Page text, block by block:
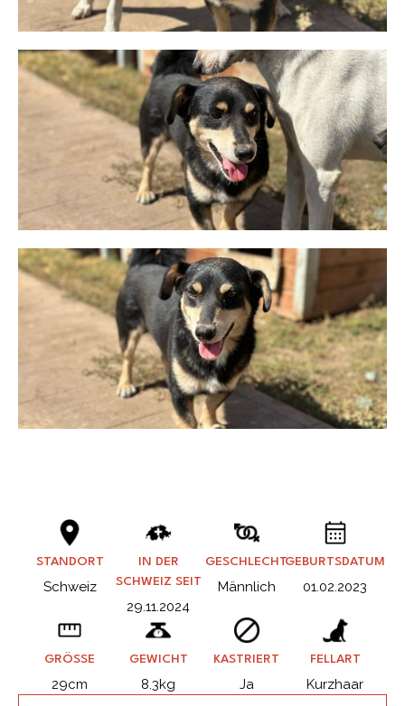
STANDORT
Schweiz
IN DER
SCHWEIZ SEIT
29.11.2024
GESCHLECHT
Männlich
GEBURTSDATUM
01.02.2023
GRÖSSE
29cm
GEWICHT
8.3kg
KASTRIERT
Ja
FELLART
Kurzhaar